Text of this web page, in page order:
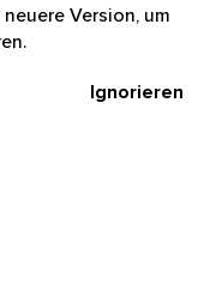
Version, um
Ignorieren